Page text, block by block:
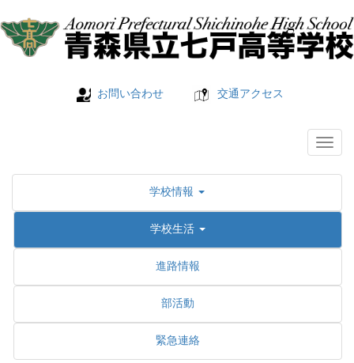
お問い合わせ 交通アクセス
学校情報
学校生活
進路情報
部活動
緊急連絡